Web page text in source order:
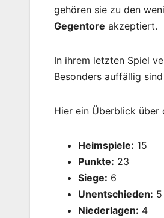
gehören sie zu den
Gegentore akzeptiert.
In ihrem letzten Spiel
Besonders auffällig
Hier ein Überblick über
Heimspiele: 15
Punkte: 23
Siege: 6
Unentschieden: 5
Niederlagen: 4